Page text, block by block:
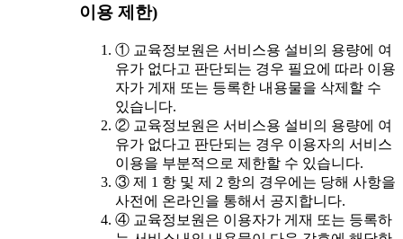
이용 제한)
① 교육정보원은 서비스용 설비의 용량에 여
유가 없다고 판단되는 경우 필요에 따라 이용
자가 게재 또는 등록한 내용물을 삭제할 수
있습니다.
② 교육정보원은 서비스용 설비의 용량에 여
유가 없다고 판단되는 경우 이용자의 서비스
이용을 부분적으로 제한할 수 있습니다.
③ 제 1 항 및 제 2 항의 경우에는 당해 사항을
사전에 온라인을 통해서 공지합니다.
④ 교육정보원은 이용자가 게재 또는 등록하